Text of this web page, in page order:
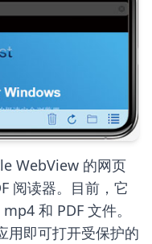
WebView 的网页
阅读器。目前，它
和 PDF 文件。
用即可打开受保护的